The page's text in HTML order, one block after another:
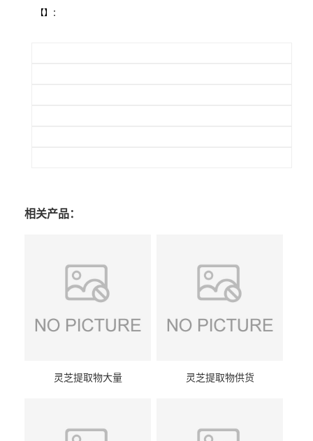
【】：
相关产品：
灵芝提取物大量 灵芝提取物供货